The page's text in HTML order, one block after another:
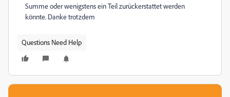
Summe oder wenigstens ein Teil zurückerstattet werden
könnte. Danke trotzdem
Questions Need Help